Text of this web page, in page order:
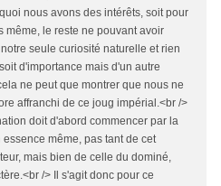
nous avons des intérêts, soit pour
même, le reste ne pouvant avoir
seule curiosité naturelle et rien
d'importance mais d'un autre
ne peut que montrer que nous ne
affranchi de ce joug impérial.<br />
doit d'abord commencer par la
même, pas tant de cet
mais bien de celle du dominé,
/> Il s'agit donc pour ce